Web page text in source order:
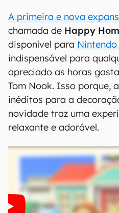
A primeira e nova
chamada de Happy
disponível para
indispensável para
apreciado as horas
Tom Nook. Isso porque,
inéditos para a
novidade traz uma
relaxante e adorável.